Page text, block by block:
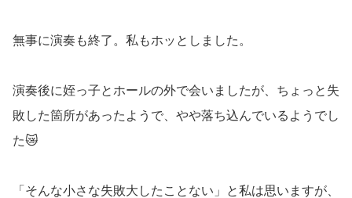
無事に演奏も終了。私もホッとしました。
演奏後に姪っ子とホールの外で会いましたが、ちょっと失
敗した箇所があったようで、やや落ち込んでいるようでし
た😿
「そんな小さな失敗大したことない」と私は思いますが、